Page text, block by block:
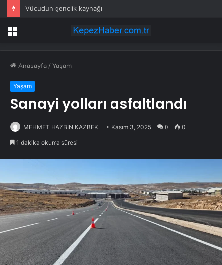
Vücudun gençlik kaynağı
Menü
Anasayfa /Yaşam
Yaşam
Sanayi yolları asfaltlandı
MEHMET HAZBİN KAZBEK Kasım 3, 2025 0 0
1 dakika okuma süresi